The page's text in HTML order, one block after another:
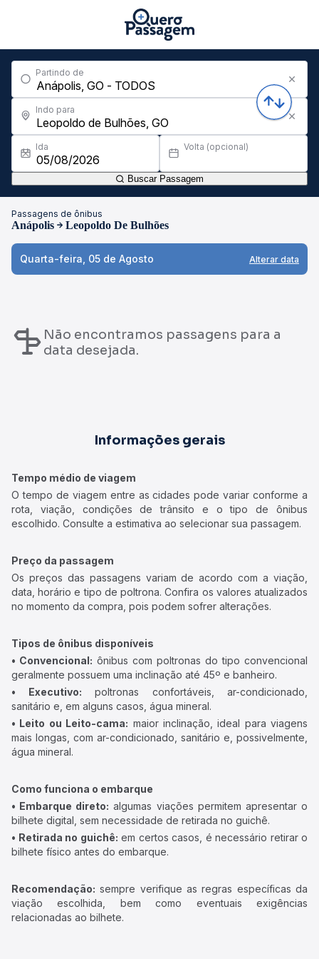
Partindo de
Indo para
Ida Volta (opcional)
Buscar Passagem
Passagens de ônibus
Anápolis Leopoldo De Bulhões
Quarta-feira, 05 de Agosto Alterar data
Não encontramos passagens para a
data desejada.
Informações gerais
Tempo médio de viagem
O tempo de viagem entre as cidades pode variar conforme a
rota, viação, condições de trânsito e o tipo de ônibus
escolhido. Consulte a estimativa ao selecionar sua passagem.
Preço da passagem
Os preços das passagens variam de acordo com a viação,
data, horário e tipo de poltrona. Confira os valores atualizados
no momento da compra, pois podem sofrer alterações.
Tipos de ônibus disponíveis
• Convencional: ônibus com poltronas do tipo convencional
geralmente possuem uma inclinação até 45º e banheiro.
• Executivo: poltronas confortáveis, ar-condicionado,
sanitário e, em alguns casos, água mineral.
• Leito ou Leito-cama: maior inclinação, ideal para viagens
mais longas, com ar-condicionado, sanitário e, possivelmente,
água mineral.
Como funciona o embarque
• Embarque direto: algumas viações permitem apresentar o
bilhete digital, sem necessidade de retirada no guichê.
• Retirada no guichê: em certos casos, é necessário retirar o
bilhete físico antes do embarque.
Recomendação: sempre verifique as regras específicas da
viação escolhida, bem como eventuais exigências
relacionadas ao bilhete.